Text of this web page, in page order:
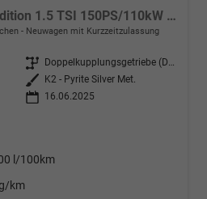
Black Edition/Silver Edition 1.5 TSI 150PS/110kW DSG 2025 +Black Paket+19"ALU+MATRIX+PANO
Neuwagen mit Kurzzeitzulassung
Getriebe
Doppelkupplungsgetriebe (DSG)
Außenfarbe
K2 - Pyrite Silver Met.
16.06.2025
l/100km
km